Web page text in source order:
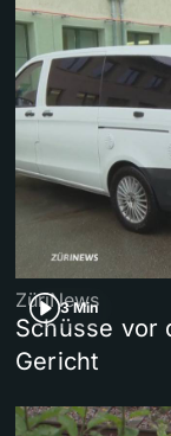
3 Min
ZüriNews
Schüsse vor
Gericht